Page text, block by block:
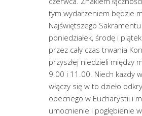
tym wydarzeniem będzie
Najświętszego
poniedziałek, środę i
przez cały czas trwania
przyszłej niedzieli między
9.00 i 11.00. Niech każdy
włączy się w to dzieło
obecnego w Eucharystii i
umocnienie i pogłębienie